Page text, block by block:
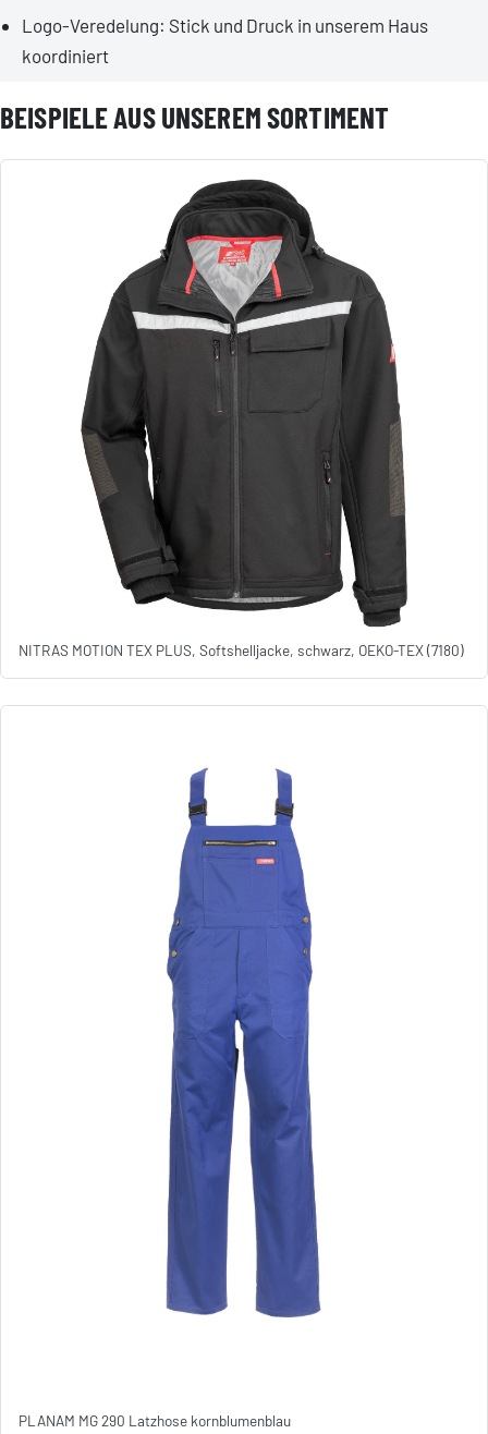
Logo-Veredelung: Stick und Druck in unserem Haus
koordiniert
BEISPIELE AUS UNSEREM SORTIMENT
NITRAS MOTION TEX PLUS, Softshelljacke, schwarz, OEKO-TEX (7180)
PLANAM MG 290 Latzhose kornblumenblau